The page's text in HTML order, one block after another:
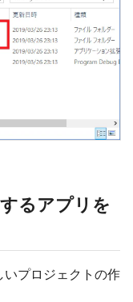
るアプリを
プロジェクトの作